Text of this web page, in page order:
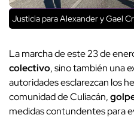
Justicia para Alexander y Gael
La marcha de este 23 de
colectivo, sino también una
autoridades esclarezcan los
comunidad de Culiacán,
medidas contundentes para